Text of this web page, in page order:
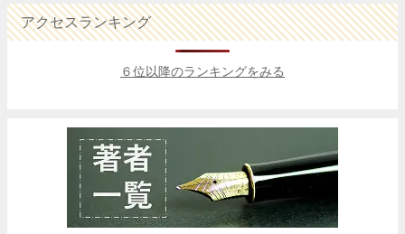
アクセスランキング
６位以降のランキングをみる